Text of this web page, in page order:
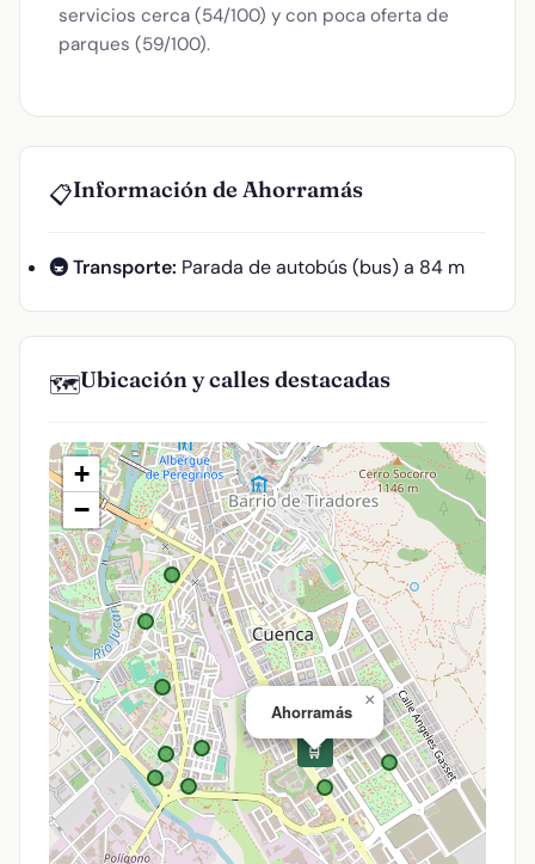
servicios cerca (54/100) y con poca oferta de
parques (59/100).
📋Información de Ahorramás
🚇 Transporte: Parada de autobús (bus) a 84 m
🗺️Ubicación y calles destacadas
🛒
Ahorramás
×
+
−